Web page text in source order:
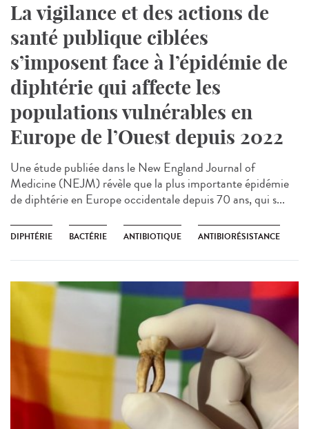
La vigilance et des actions de
santé publique ciblées
s’imposent face à l’épidémie de
diphtérie qui affecte les
populations vulnérables en
Europe de l’Ouest depuis 2022
Une étude publiée dans le New England Journal of
Medicine (NEJM) révèle que la plus importante épidémie
de diphtérie en Europe occidentale depuis 70 ans, qui s...
DIPHTÉRIE BACTÉRIE ANTIBIOTIQUE ANTIBIORÉSISTANCE